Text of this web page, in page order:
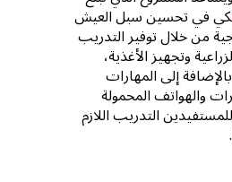
دولار أمريكي في تحسين سبل العيش
من خلال توفير التدريب
وتجهيز الأغذية،
إلى المهارات
والهواتف المحمولة
التدريب اللازم